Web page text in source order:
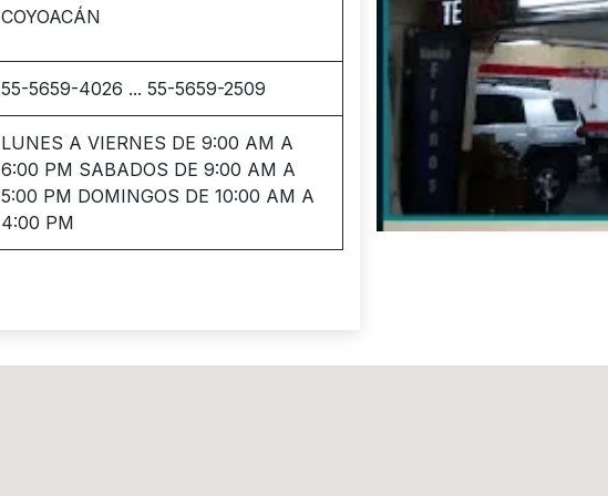
COYOACÁN
55-5659-4026 ... 55-5659-2509
LUNES A VIERNES DE 9:00 AM A
6:00 PM SABADOS DE 9:00 AM A
5:00 PM DOMINGOS DE 10:00 AM A
4:00 PM